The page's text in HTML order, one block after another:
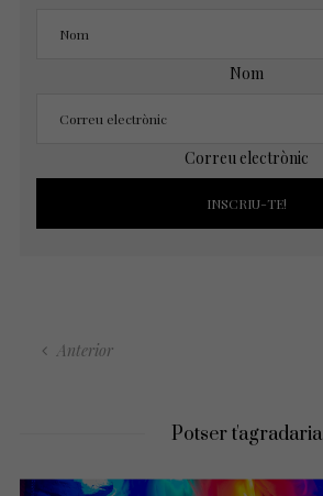
Nom
Correu electrònic
Anterior
Potser t'agradaria